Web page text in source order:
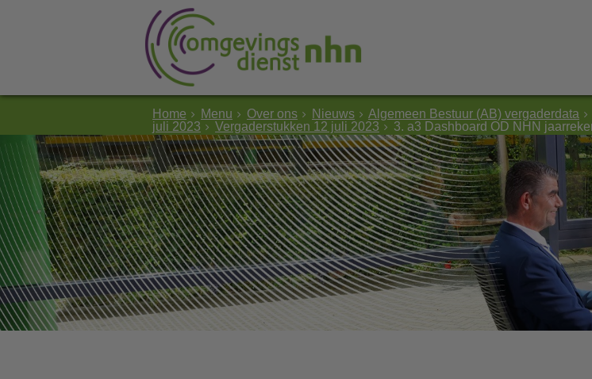
Home Menu Over ons Nieuws Algemeen Bestuur (AB) vergaderdata
juli 2023
Vergaderstukken 12 juli 2023 3. a3 Dashboard OD NHN